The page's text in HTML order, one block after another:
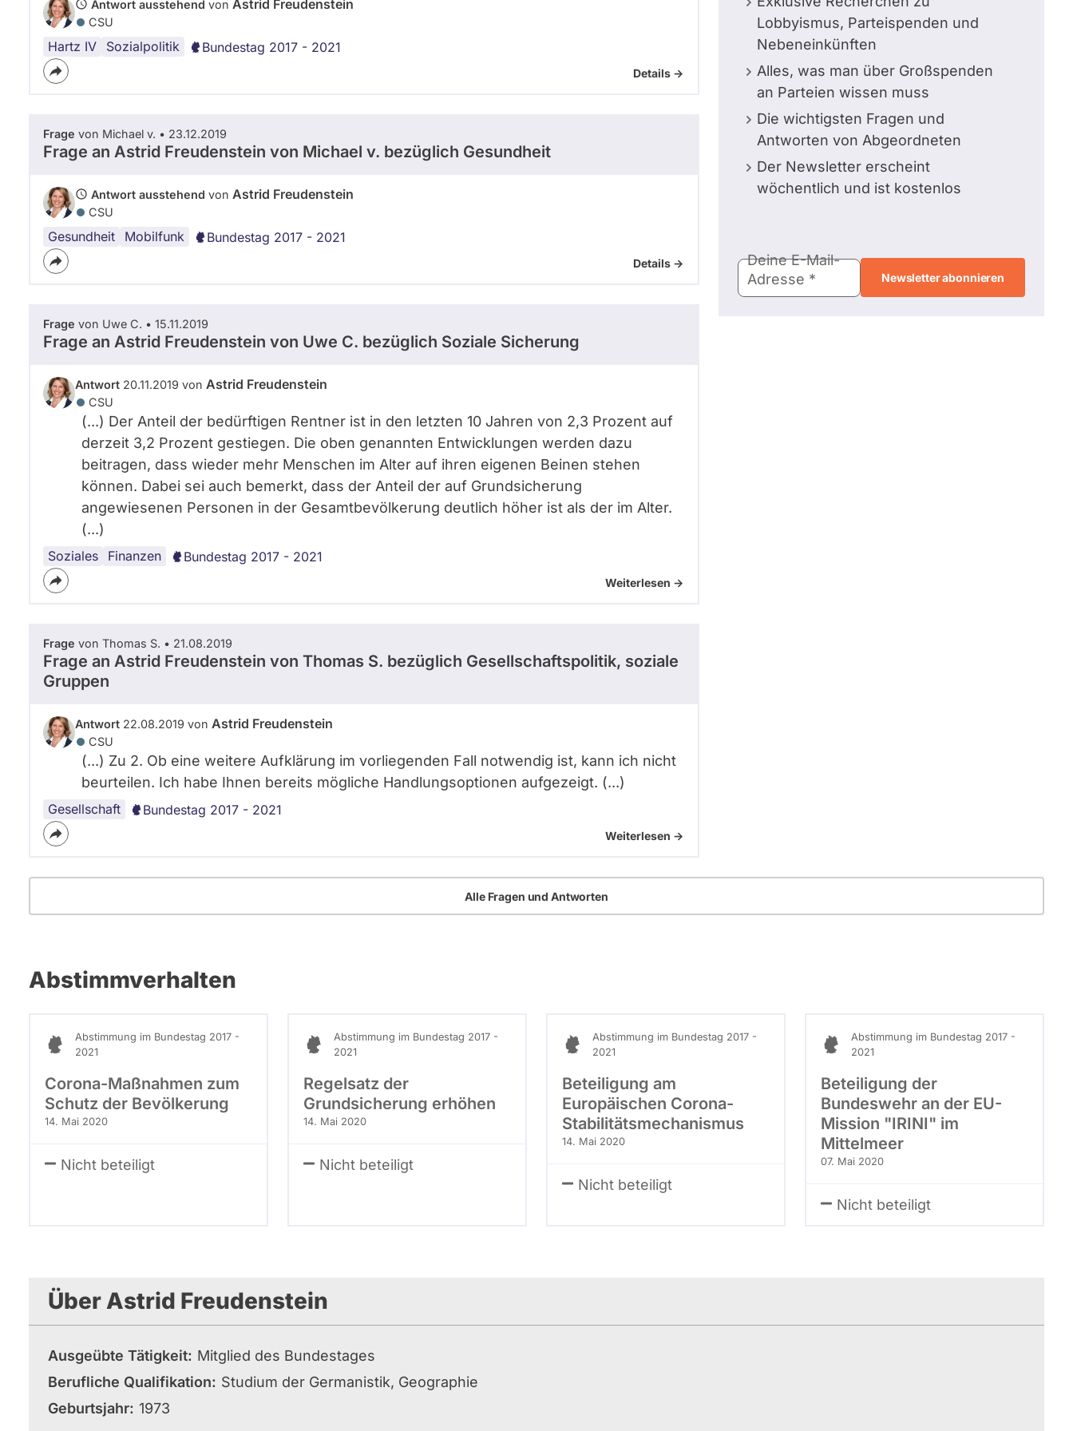
Antwort ausstehend von Astrid Freudenstein
CSU
Hartz IV Sozialpolitik
Soziales
Sicherungssystem
Bundestag 2017 - 2021
Details ->
Frage von Michael v. • 23.12.2019
Frage an Astrid Freudenstein von Michael v. bezüglich Gesundheit
Antwort ausstehend von Astrid Freudenstein
CSU
Gesundheit Mobilfunk
5G Bundestag 2017 - 2021
Details ->
Frage von Uwe C. • 15.11.2019
Frage an Astrid Freudenstein von Uwe C. bezüglich Soziale Sicherung
Antwort 20.11.2019 von Astrid Freudenstein
CSU
(...) Der Anteil der bedürftigen Rentner ist in den letzten 10 Jahren von 2,3 Prozent auf
derzeit 3,2 Prozent gestiegen. Die oben genannten Entwicklungen werden dazu
beitragen, dass wieder mehr Menschen im Alter auf ihren eigenen Beinen stehen
können. Dabei sei auch bemerkt, dass der Anteil der auf Grundsicherung
angewiesenen Personen in der Gesamtbevölkerung deutlich höher ist als der im Alter.
(...)
Soziales Finanzen Bundestag 2017 - 2021
Weiterlesen ->
Frage von Thomas S. • 21.08.2019
Frage an Astrid Freudenstein von Thomas S. bezüglich Gesellschaftspolitik, soziale
Gruppen
Antwort 22.08.2019 von Astrid Freudenstein
CSU
(...) Zu 2. Ob eine weitere Aufklärung im vorliegenden Fall notwendig ist, kann ich nicht
beurteilen. Ich habe Ihnen bereits mögliche Handlungsoptionen aufgezeigt. (...)
Gesellschaft Bundestag 2017 - 2021
Weiterlesen ->
Lobbyismus, Parteispenden und
Nebeneinkünften
Alles, was man über Großspenden
an Parteien wissen muss
Die wichtigsten Fragen und
Antworten von Abgeordneten
Der Newsletter erscheint
wöchentlich und ist kostenlos
Mail-
Adresse
Deine E-Mail-
Adresse
Alle Fragen und Antworten
Abstimmverhalten
Abstimmung im Bundestag 2017 -
2021
Corona-Maßnahmen zum
Schutz der Bevölkerung
14. Mai 2020
Nicht beteiligt
Abstimmung im Bundestag 2017 -
2021
Regelsatz der
Grundsicherung erhöhen
14. Mai 2020
Nicht beteiligt
Abstimmung im Bundestag 2017 -
2021
Beteiligung am
Europäischen Corona-
Stabilitätsmechanismus
14. Mai 2020
Nicht beteiligt
Abstimmung im Bundestag 2017 -
2021
Beteiligung der
Bundeswehr an der EU-
Mission "IRINI" im
Mittelmeer
07. Mai 2020
Nicht beteiligt
Über Astrid Freudenstein
Ausgeübte Tätigkeit
Mitglied des Bundestages
Berufliche Qualifikation
Studium der Germanistik, Geographie
Geburtsjahr 1973